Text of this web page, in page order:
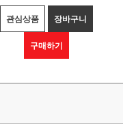
관심상품 장바구니
구매하기